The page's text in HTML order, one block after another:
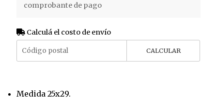
comprobante de pago
Calculá el costo de envío
CALCULAR
Medida 25x29.